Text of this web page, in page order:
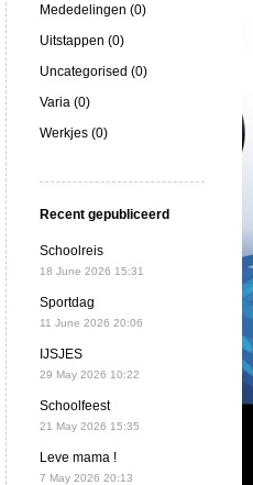
Mededelingen (0)
Uitstappen (0)
Uncategorised (0)
Varia (0)
Werkjes (0)
Recent gepubliceerd
Schoolreis
18 June 2026 15:31
Sportdag
11 June 2026 20:06
IJSJES
29 May 2026 10:22
Schoolfeest
21 May 2026 15:35
Leve mama !
7 May 2026 20:13